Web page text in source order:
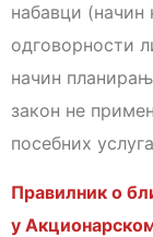
набавци (начин
одговорности
начин
закон не
посебних
Правилник о
у